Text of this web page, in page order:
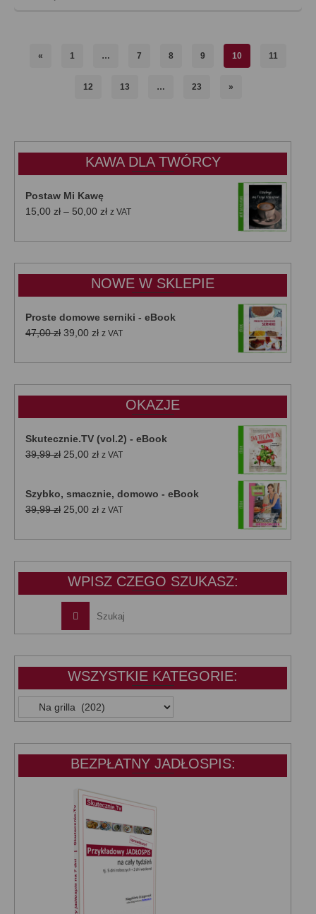
« 1 … 7 8 9 10 11
12 13 … 23 »
KAWA DLA TWÓRCY
Postaw Mi Kawę
15,00 zł – 50,00 złZakres
od
do
50,00 zł
z VAT
NOWE W SKLEPIE
Proste domowe serniki - eBook
47,00zł Pierwotna
wynosiła:
39,00 złAktualna
wynosi:
z VAT
OKAZJE
Skutecznie.TV (vol.2) - eBook
39,99zł Pierwotna
39,99 zł.
25,00 złAktualna
25,00 zł.
z VAT
Szybko, smacznie, domowo - eBook
39,99zł Pierwotna
wynosiła:
25,00 złAktualna
wynosi:
z VAT
WPISZ CZEGO SZUKASZ:
WSZYSTKIE KATEGORIE:
WSZYSTKIE
KATEGORIE:
BEZPŁATNY JADŁOSPIS: